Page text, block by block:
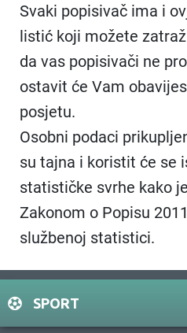
Svaki popisivač ima i
listić koji možete
da vas popisivači ne
ostavit će Vam
posjetu.
Osobni podaci
su tajna i koristit će se
statističke svrhe kako
Zakonom o Popisu
službenoj statistici.
SPORT